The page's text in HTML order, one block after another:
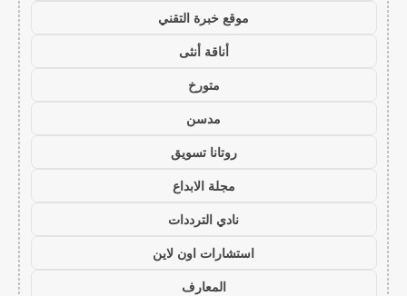
موقع خبرة التقني
أناقة أنثى
متورخ
مدسن
روتانا تسويق
مجلة الابداع
نادي الترددات
استشارات اون لاين
المعارف